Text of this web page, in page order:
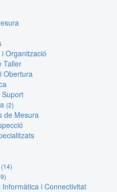
Organització
Taller
Obertura
Suport
(2)
de Mesura
(14)
Informàtica i Connectivitat